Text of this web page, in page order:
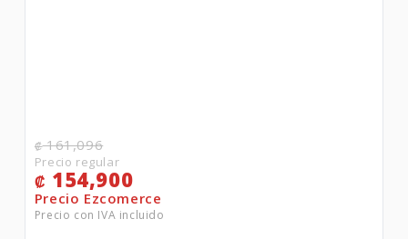
₡161,096
₡ 154,900